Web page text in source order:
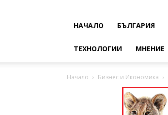
НАЧАЛО БЪЛГАРИЯ
ТЕХНОЛОГИИ МНЕНИЕ
Начало Бизнес и Икономика